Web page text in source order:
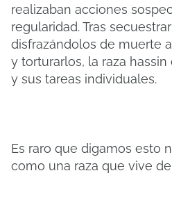
realizaban acciones
regularidad. Tras
disfrazándolos de muerte
y torturarlos, la raza
y sus tareas individuales.
Es raro que digamos esto
como una raza que vive